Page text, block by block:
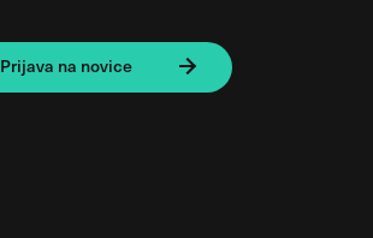
Prijava na novice